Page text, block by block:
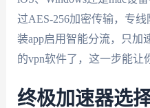
过AES-256加密传输，专
装app启用智能分流，只加
的vpn软件了，这一步能让
终极加速器选